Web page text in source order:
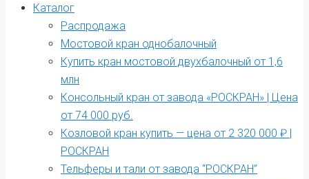
Каталог
Распродажа
Мостовой кран однобалочный
Купить кран мостовой двухбалочный от 1,6
млн
Консольный кран от завода «РОСКРАН» | Цена
от 74 000 руб.
Козловой кран купить — цена от 2 320 000 ₽ |
РОСКРАН
Тельферы и тали от завода “РОСКРАН”